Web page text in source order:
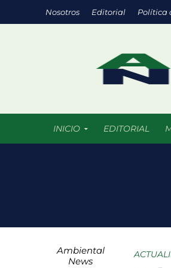
Nosotros Editorial Política
INICIO EDITORIAL
Ambiental
News